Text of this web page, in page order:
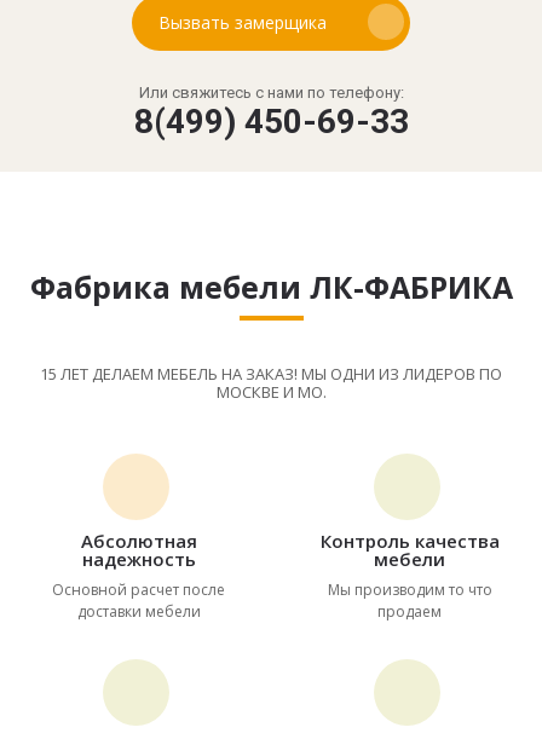
Вызвать замерщика
Или свяжитесь с нами по телефону:
8(499) 450-69-33
Фабрика мебели ЛК-ФАБРИКА
15 ЛЕТ ДЕЛАЕМ МЕБЕЛЬ НА ЗАКАЗ! МЫ ОДНИ ИЗ ЛИДЕРОВ ПО
МОСКВЕ И МО.
Абсолютная
надежность
Основной расчет после
доставки мебели
Контроль качества
мебели
Мы производим то что
продаем